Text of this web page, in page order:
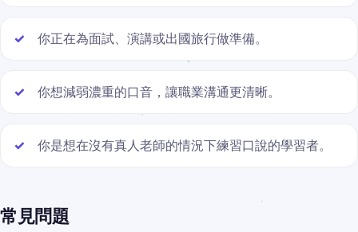
你正在為面試、演講或出國旅行做準備。
你想減弱濃重的口音，讓職業溝通更清晰。
你是想在沒有真人老師的情況下練習口說的學習者。
常見問題